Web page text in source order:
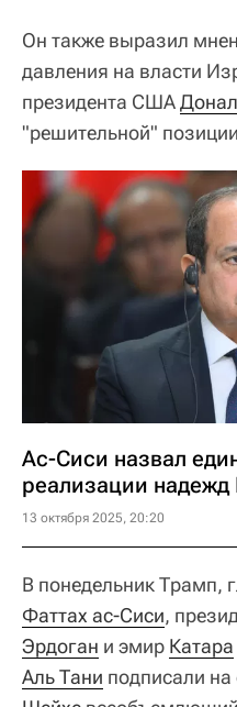
Он также выразил
давления на власти
президента США
"решительной"
Ас-Сиси назвал
реализации
13 октября 2025, 20:20
В понедельник Трамп,
Фаттах ас-Сиси,
Эрдоган и эмир Катара
Аль Тани подписали